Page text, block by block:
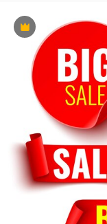
Premium